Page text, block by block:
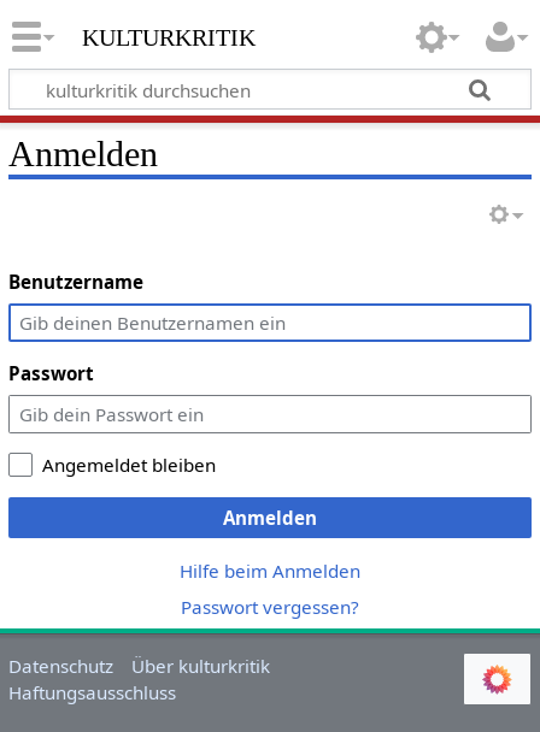
kulturkritik
Anmelden
Benutzername
Passwort
Angemeldet bleiben
Anmelden
Hilfe beim Anmelden
Passwort vergessen?
Datenschutz
Über kulturkritik
Haftungsausschluss